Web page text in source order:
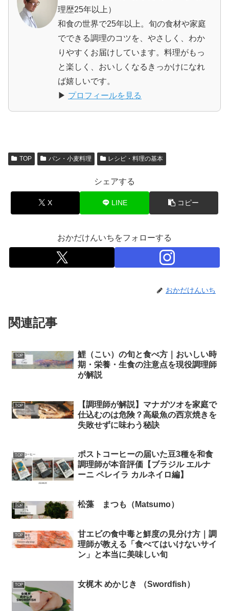
理歴25年以上）
和食の世界で25年以上。旬の食材や家庭
でできる調理のコツを、やさしく、わか
りやすくお届けしています。料理がもっ
と楽しく、おいしくなるきっかけになれ
ば嬉しいです。
▶ プロフィールを見る
TOP パン・小麦料理 レシピ・料理の基本
シェアする
X LINE コピー
おかだけんいちをフォローする
おかだけんいち
関連記事
TOP
鯉（こい）の旬と食べ方｜おいしい時
期・栄養・生食の注意点を現役調理師
が解説
TOP
【調理師が解説】マナガツオを家庭で
仕込むのは危険？高級魚の西京焼きを
失敗せずに味わう秘訣
TOP
ポストコーヒーの届いた豆3種を和食
調理師が本音評価【ブラジル エルナ
ーニ ペレイラ カルネイロ編】
TOP 松藻 まつも（Matsumo）
TOP
甘エビの食中毒と鮮度の見分け方｜調
理師が教える「食べてはいけないサイ
ン」と本当に美味しい旬
TOP 女梶木 めかじき （Swordfish）